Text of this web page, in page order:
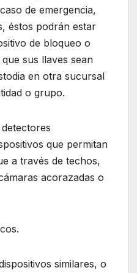
de emergencia,
éstos podrán estar
de bloqueo o
sus llaves sean
en otra sucursal
o grupo.
que permitan
a través de techos,
acorazadas o
similares, o